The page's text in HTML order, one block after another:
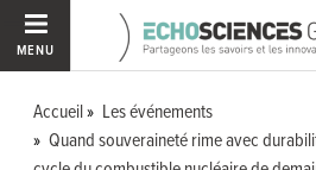
MENU
Accueil
Les événements
Quand souveraineté rime avec